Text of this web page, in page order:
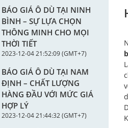
BÁO GIÁ Ô DÙ TẠI NINH
BÌNH – SỰ LỰA CHỌN
THÔNG MINH CHO MỌI
THỜI TIẾT
2023-12-04 21:52:09 (GMT+7)
BÁO GIÁ Ô DÙ TẠI NAM
ĐỊNH – CHẤT LƯỢNG
HÀNG ĐẦU VỚI MỨC GIÁ
HỢP LÝ
2023-12-04 21:44:32 (GMT+7)